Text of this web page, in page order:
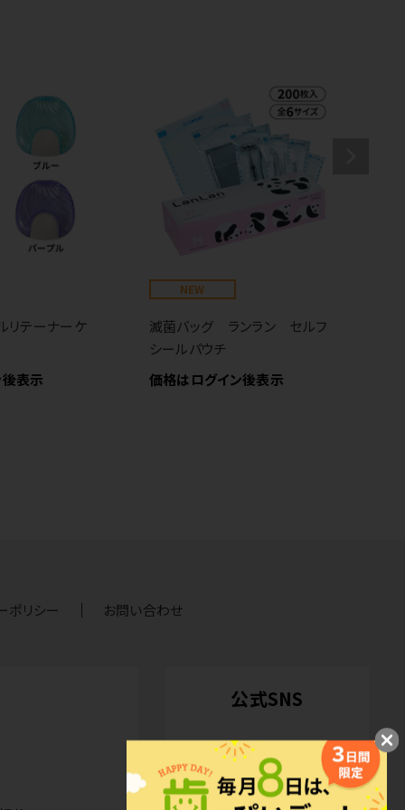
リテーナーケ
表示
NEW
滅菌バッグ ランラン セルフ
シールパウチ
価格はログイン後表示
ポリシー お問い合わせ
公式SNS